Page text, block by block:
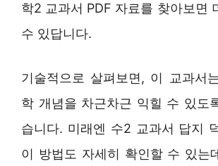
학2 교과서 PDF 자료를 찾아보면
수 있답니다.
기술적으로 살펴보면, 이 교과서
학 개념을 차근차근 익힐 수 있도
습니다. 미래엔 수2 교과서 답지
이 방법도 자세히 확인할 수 있는